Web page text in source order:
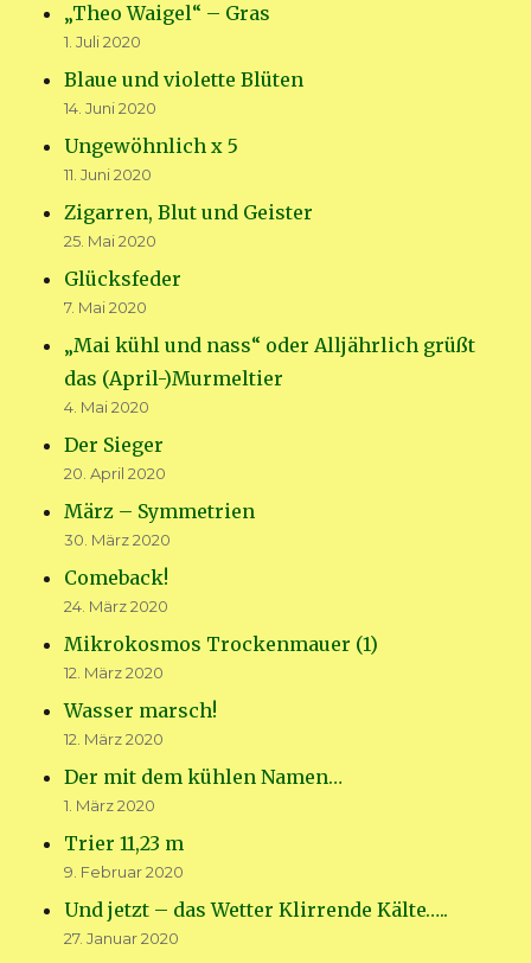
„Theo Waigel“ – Gras
1. Juli 2020
Blaue und violette Blüten
14. Juni 2020
Ungewöhnlich x 5
11. Juni 2020
Zigarren, Blut und Geister
25. Mai 2020
Glücksfeder
7. Mai 2020
„Mai kühl und nass“ oder Alljährlich grüßt
das (April-)Murmeltier
4. Mai 2020
Der Sieger
20. April 2020
März – Symmetrien
30. März 2020
Comeback!
24. März 2020
Mikrokosmos Trockenmauer (1)
12. März 2020
Wasser marsch!
12. März 2020
Der mit dem kühlen Namen…
1. März 2020
Trier 11,23 m
9. Februar 2020
Und jetzt – das Wetter Klirrende Kälte…..
27. Januar 2020